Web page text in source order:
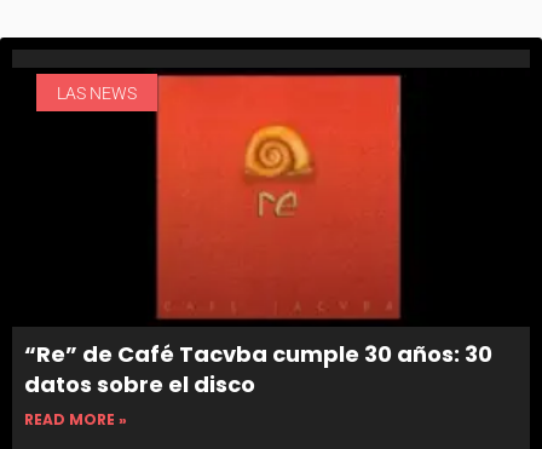
LAS NEWS
“Re” de Café Tacvba cumple 30 años: 30
datos sobre el disco
READ MORE »